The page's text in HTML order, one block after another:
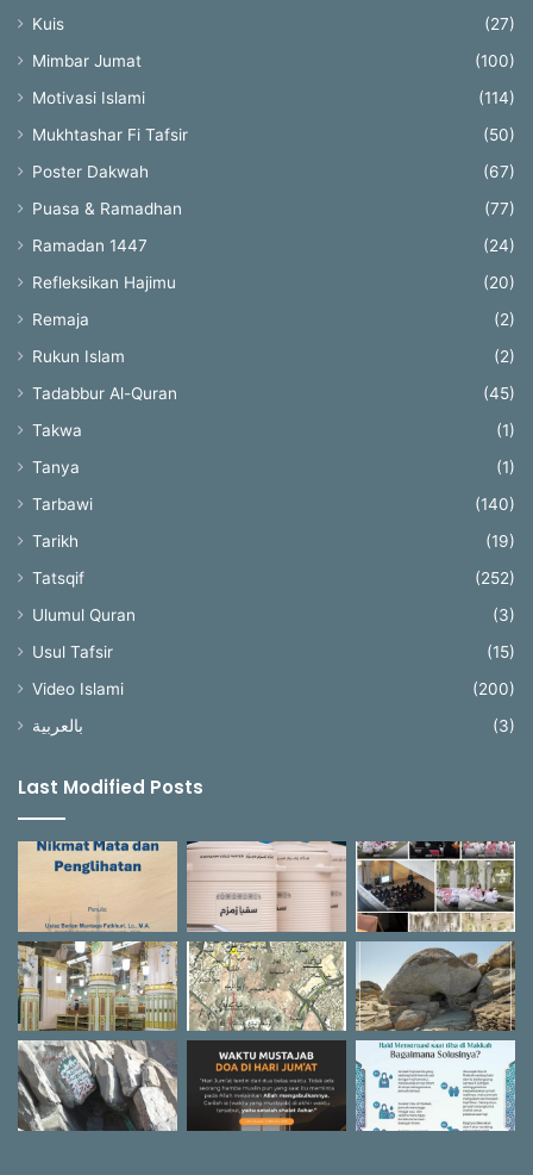
Kuis
(27)
Mimbar Jumat
(100)
Motivasi Islami
(114)
Mukhtashar Fi Tafsir
(50)
Poster Dakwah
(67)
Puasa & Ramadhan
(77)
Ramadan 1447
(24)
Refleksikan Hajimu
(20)
Remaja
(2)
Rukun Islam
(2)
Tadabbur Al-Quran
(45)
Takwa
(1)
Tanya
(1)
Tarbawi
(140)
Tarikh
(19)
Tatsqif
(252)
Ulumul Quran
(3)
Usul Tafsir
(15)
Video Islami
(200)
بالعربية
(3)
Last Modified Posts